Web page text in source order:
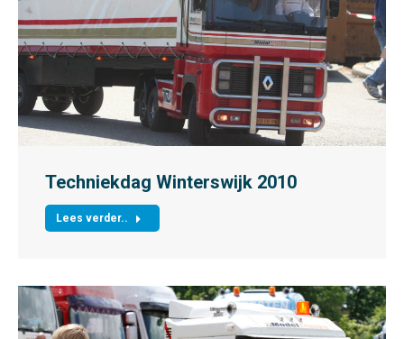
Techniekdag Winterswijk 2010
Lees verder..